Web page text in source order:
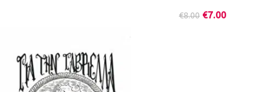
€8.00 €7.00